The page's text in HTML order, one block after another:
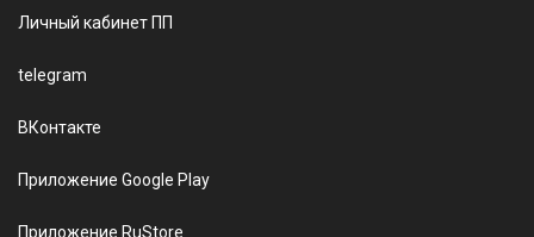
Личный кабинет ПП
telegram
ВКонтакте
Приложение Google Play
Приложение RuStore